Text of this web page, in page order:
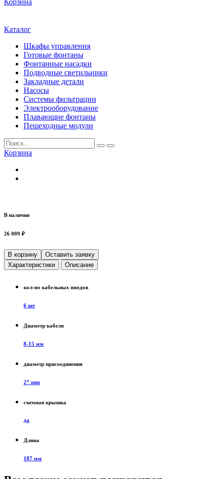
Корзина
Каталог
Шкафы управления
Готовые фонтаны
Фонтанные насадки
Подводные светильники
Закладные детали
Насосы
Системы фильтрации
Электрооборудование
Плавающие фонтаны
Пешеходные модули
Корзина
В наличии
26 009 ₽
В корзину
Оставить заявку
Характеристики
Описание
кол-во кабельных вводов
6 шт
Диаметр кабеля
8-15 мм
диаметр присоединения
2” mm
съемная крышка
да
Длина
187 мм